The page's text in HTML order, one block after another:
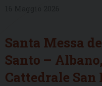
Santa Messa
Santo –
Cattedrale San